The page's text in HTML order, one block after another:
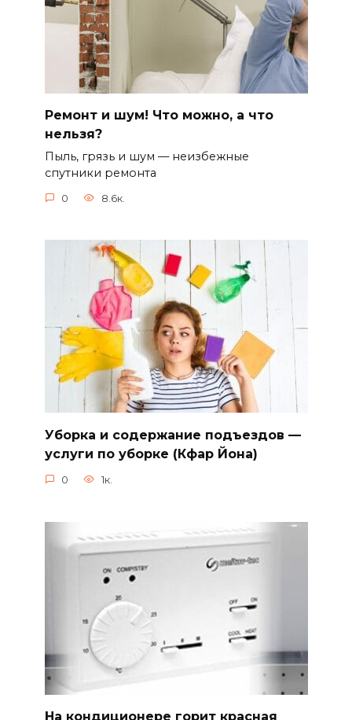
Ремонт и шум! Что можно, а что
нельзя?
Пыль, грязь и шум — неизбежные
спутники ремонта
0 8.6к.
Уборка и содержание подъездов —
услуги по уборке (Кфар Йона)
0 1к.
На кондиционере горит красная